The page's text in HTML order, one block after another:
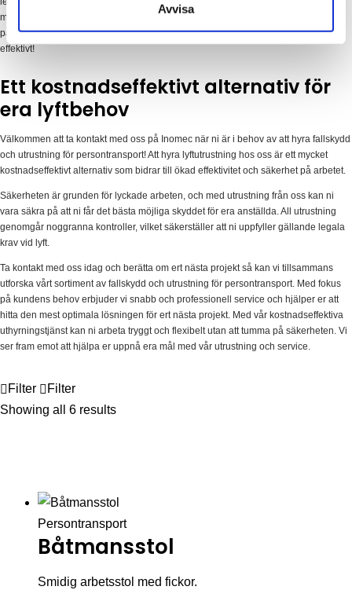
Avvisa
marknaden. Välj Inomec för ert nästa projekt och upplev fördelarna med flexibla,
pålitliga och kostnadseffektiva lösningar som gör ert arbete både tryggt och
effektivt!
Ett kostnadseffektivt alternativ för
era lyftbehov
Välkommen att ta kontakt med oss på Inomec när ni är i behov av att hyra fallskydd
och utrustning för persontransport! Att hyra lyftutrustning hos oss är ett mycket
kostnadseffektivt alternativ som bidrar till ökad effektivitet och säkerhet på arbetet.
Säkerheten är grunden för lyckade arbeten, och med utrustning från oss kan ni
vara säkra på att ni får det bästa möjliga skyddet för era anställda. All utrustning
genomgår noggranna kontroller, vilket säkerställer att ni uppfyller gällande legala
krav vid lyft.
Ta kontakt med oss idag och berätta om ert nästa projekt så kan vi tillsammans
utforska vårt sortiment av fallskydd och utrustning för persontransport. Med fokus
på kundens behov erbjuder vi snabb och professionell service och hjälper er att
hitta den mest optimala lösningen för ert nästa projekt. Med vår kostnadseffektiva
uthyrningstjänst kan ni arbeta tryggt och flexibelt utan att tumma på säkerheten. Vi
ser fram emot att hjälpa er uppnå era mål med vår utrustning och service.
Filter
Filter
Showing all 6 results
Persontransport
Båtmansstol
Smidig arbetsstol med fickor.